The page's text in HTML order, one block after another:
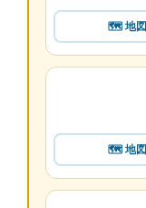
🗺 地図
🗺 地図